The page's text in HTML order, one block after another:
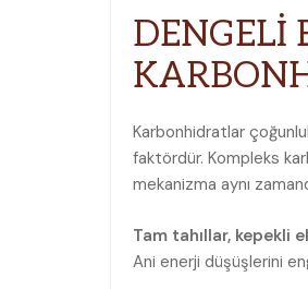
DENGELİ
Karbonhidratlar
faktördür. Kompleks
mekanizma aynı
Tam tahıllar, kepekli
Ani enerji düşüşlerini